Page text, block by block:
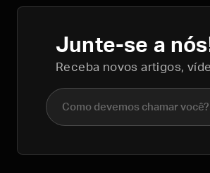
Junte-se a
Receba novos artigos,
Nome completo